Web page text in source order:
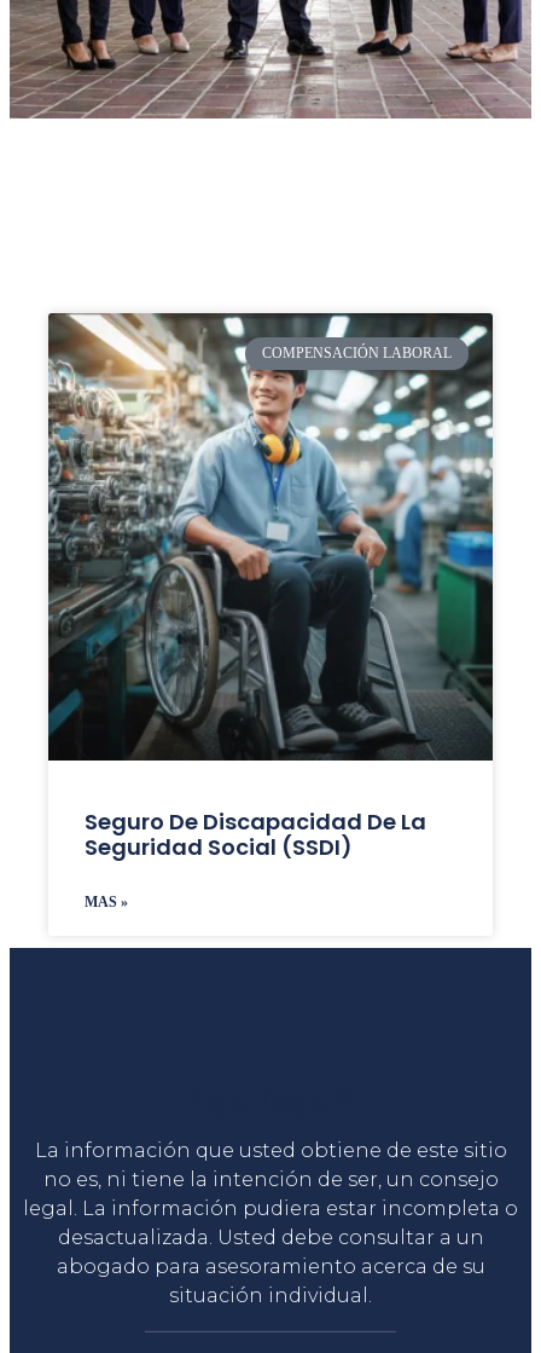
COMPENSACIÓN LABORAL
Seguro De Discapacidad De La
Seguridad Social (SSDI)
MAS »
La información que usted obtiene de este sitio
no es, ni tiene la intención de ser, un consejo
legal. La información pudiera estar incompleta o
desactualizada. Usted debe consultar a un
abogado para asesoramiento acerca de su
situación individual.